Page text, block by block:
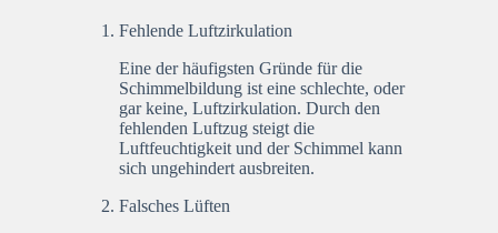
Fehlende Luftzirkulation
Eine der häufigsten Gründe für die
Schimmelbildung ist eine schlechte, oder
gar keine, Luftzirkulation. Durch den
fehlenden Luftzug steigt die
Luftfeuchtigkeit und der Schimmel kann
sich ungehindert ausbreiten.
Falsches Lüften